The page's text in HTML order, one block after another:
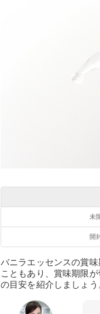
未
開
バニラエッセンスの賞
こともあり、賞味期限
の目安を紹介しましょう